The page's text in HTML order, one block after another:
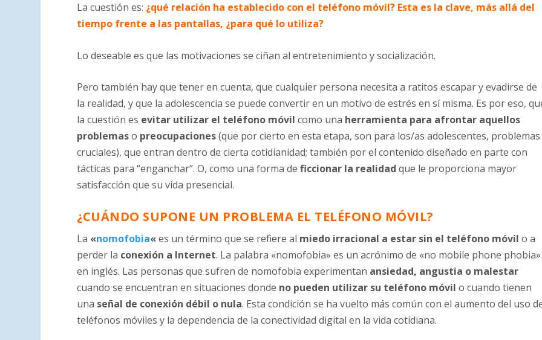
La cuestión es: ¿qué relación ha establecido con el teléfono móvil? Esta es la clave, más allá del
tiempo frente a las pantallas, ¿para qué lo utiliza?
Lo deseable es que las motivaciones se ciñan al entretenimiento y socialización.
Pero también hay que tener en cuenta, que cualquier persona necesita a ratitos escapar y evadirse de
la realidad, y que la adolescencia se puede convertir en un motivo de estrés en sí misma. Es por eso,
la cuestión es evitar utilizar el teléfono móvil como una herramienta para afrontar aquellos
problemaso preocupaciones(que por cierto en esta etapa, son para los/as adolescentes, problemas
cruciales), que entran dentro de cierta cotidianidad; también por el contenido diseñado en parte con
tácticas para “enganchar”. O, como una forma deficcionar la realidad que le proporciona mayor
satisfacción que su vida presencial.
¿CUÁNDO SUPONE UN PROBLEMA EL TELÉFONO MÓVIL?
La «nomofobia«es un término que se refiere al miedo irracional a estar sin el teléfono móvil o a
perder la conexión a Internet. La palabra «nomofobia» es un acrónimo de «no mobile phone phobia»
en inglés. Las personas que sufren de nomofobia experimentan ansiedad, angustia o malestar
cuando se encuentran en situaciones donde no pueden utilizar su teléfono móvil o cuando tienen
una señal de conexión débil o nula. Esta condición se ha vuelto más común con el aumento del uso
teléfonos móviles y la dependencia de la conectividad digital en la vida cotidiana.